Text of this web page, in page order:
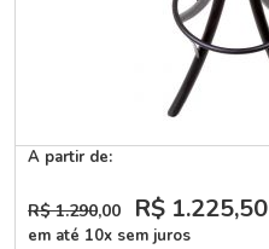
A partir de:
R$ 1.290,00 R$ 1.225,50
em até 10x sem juros